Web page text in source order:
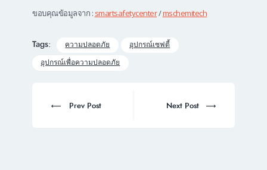
ขอบคุณข้อมูลจาก : smartsafetycenter/mschemitech
Tags: ความปลอดภัย
อุปกรณ์เซฟตี้
อุปกรณ์เพื่อความปลอดภัย
navigation
Prev
Prev Post
Next
Next Post